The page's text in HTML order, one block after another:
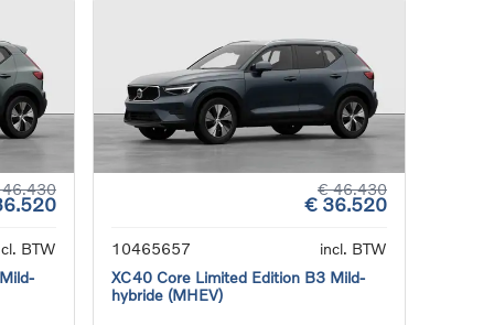
BTW
€ 46.430
€ 36.520
10465657
incl. BTW
XC40 Core Limited Edition B3 Mild-
hybride (MHEV)